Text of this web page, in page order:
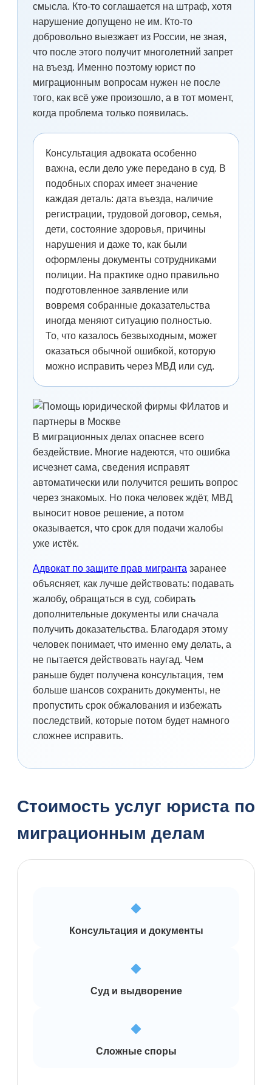
смысла. Кто-то соглашается на штраф, хотя
нарушение допущено не им. Кто-то
добровольно выезжает из России, не зная,
что после этого получит многолетний запрет
на въезд. Именно поэтому юрист по
миграционным вопросам нужен не после
того, как всё уже произошло, а в тот момент,
когда проблема только появилась.
Консультация адвоката особенно
важна, если дело уже передано в суд. В
подобных спорах имеет значение
каждая деталь: дата въезда, наличие
регистрации, трудовой договор, семья,
дети, состояние здоровья, причины
нарушения и даже то, как были
оформлены документы сотрудниками
полиции. На практике одно правильно
подготовленное заявление или
вовремя собранные доказательства
иногда меняют ситуацию полностью.
То, что казалось безвыходным, может
оказаться обычной ошибкой, которую
можно исправить через МВД или суд.
В миграционных делах опаснее всего
бездействие. Многие надеются, что ошибка
исчезнет сама, сведения исправят
автоматически или получится решить вопрос
через знакомых. Но пока человек ждёт, МВД
выносит новое решение, а потом
оказывается, что срок для подачи жалобы
уже истёк.
Адвокат по защите прав мигранта заранее
объясняет, как лучше действовать: подавать
жалобу, обращаться в суд, собирать
дополнительные документы или сначала
получить доказательства. Благодаря этому
человек понимает, что именно ему делать, а
не пытается действовать наугад. Чем
раньше будет получена консультация, тем
больше шансов сохранить документы, не
пропустить срок обжалования и избежать
последствий, которые потом будет намного
сложнее исправить.
Стоимость услуг юриста по
миграционным делам
Консультация и документы
Суд и выдворение
Сложные споры